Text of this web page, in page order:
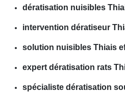
dératisation nuisibles
intervention dératiseur
solution nuisibles Thiais
expert dératisation rats
spécialiste dératisation